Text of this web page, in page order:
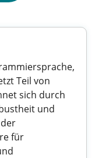
Teil von
sich durch
und
für